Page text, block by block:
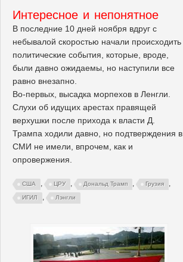
Интересное и непонятное
В последние 10 дней ноября вдруг с
небывалой скоростью начали происходить
политические события, которые, вроде,
были давно ожидаемы, но наступили все
равно внезапно.
Во-первых, высадка морпехов в Ленгли.
Слухи об идущих арестах правящей
верхушки после прихода к власти Д.
Трампа ходили давно, но подтверждения в
СМИ не имели, впрочем, как и
опровержения.
США , ЦРУ , Дональд Трамп , Грузия ,
ИГИЛ , Лэнгли